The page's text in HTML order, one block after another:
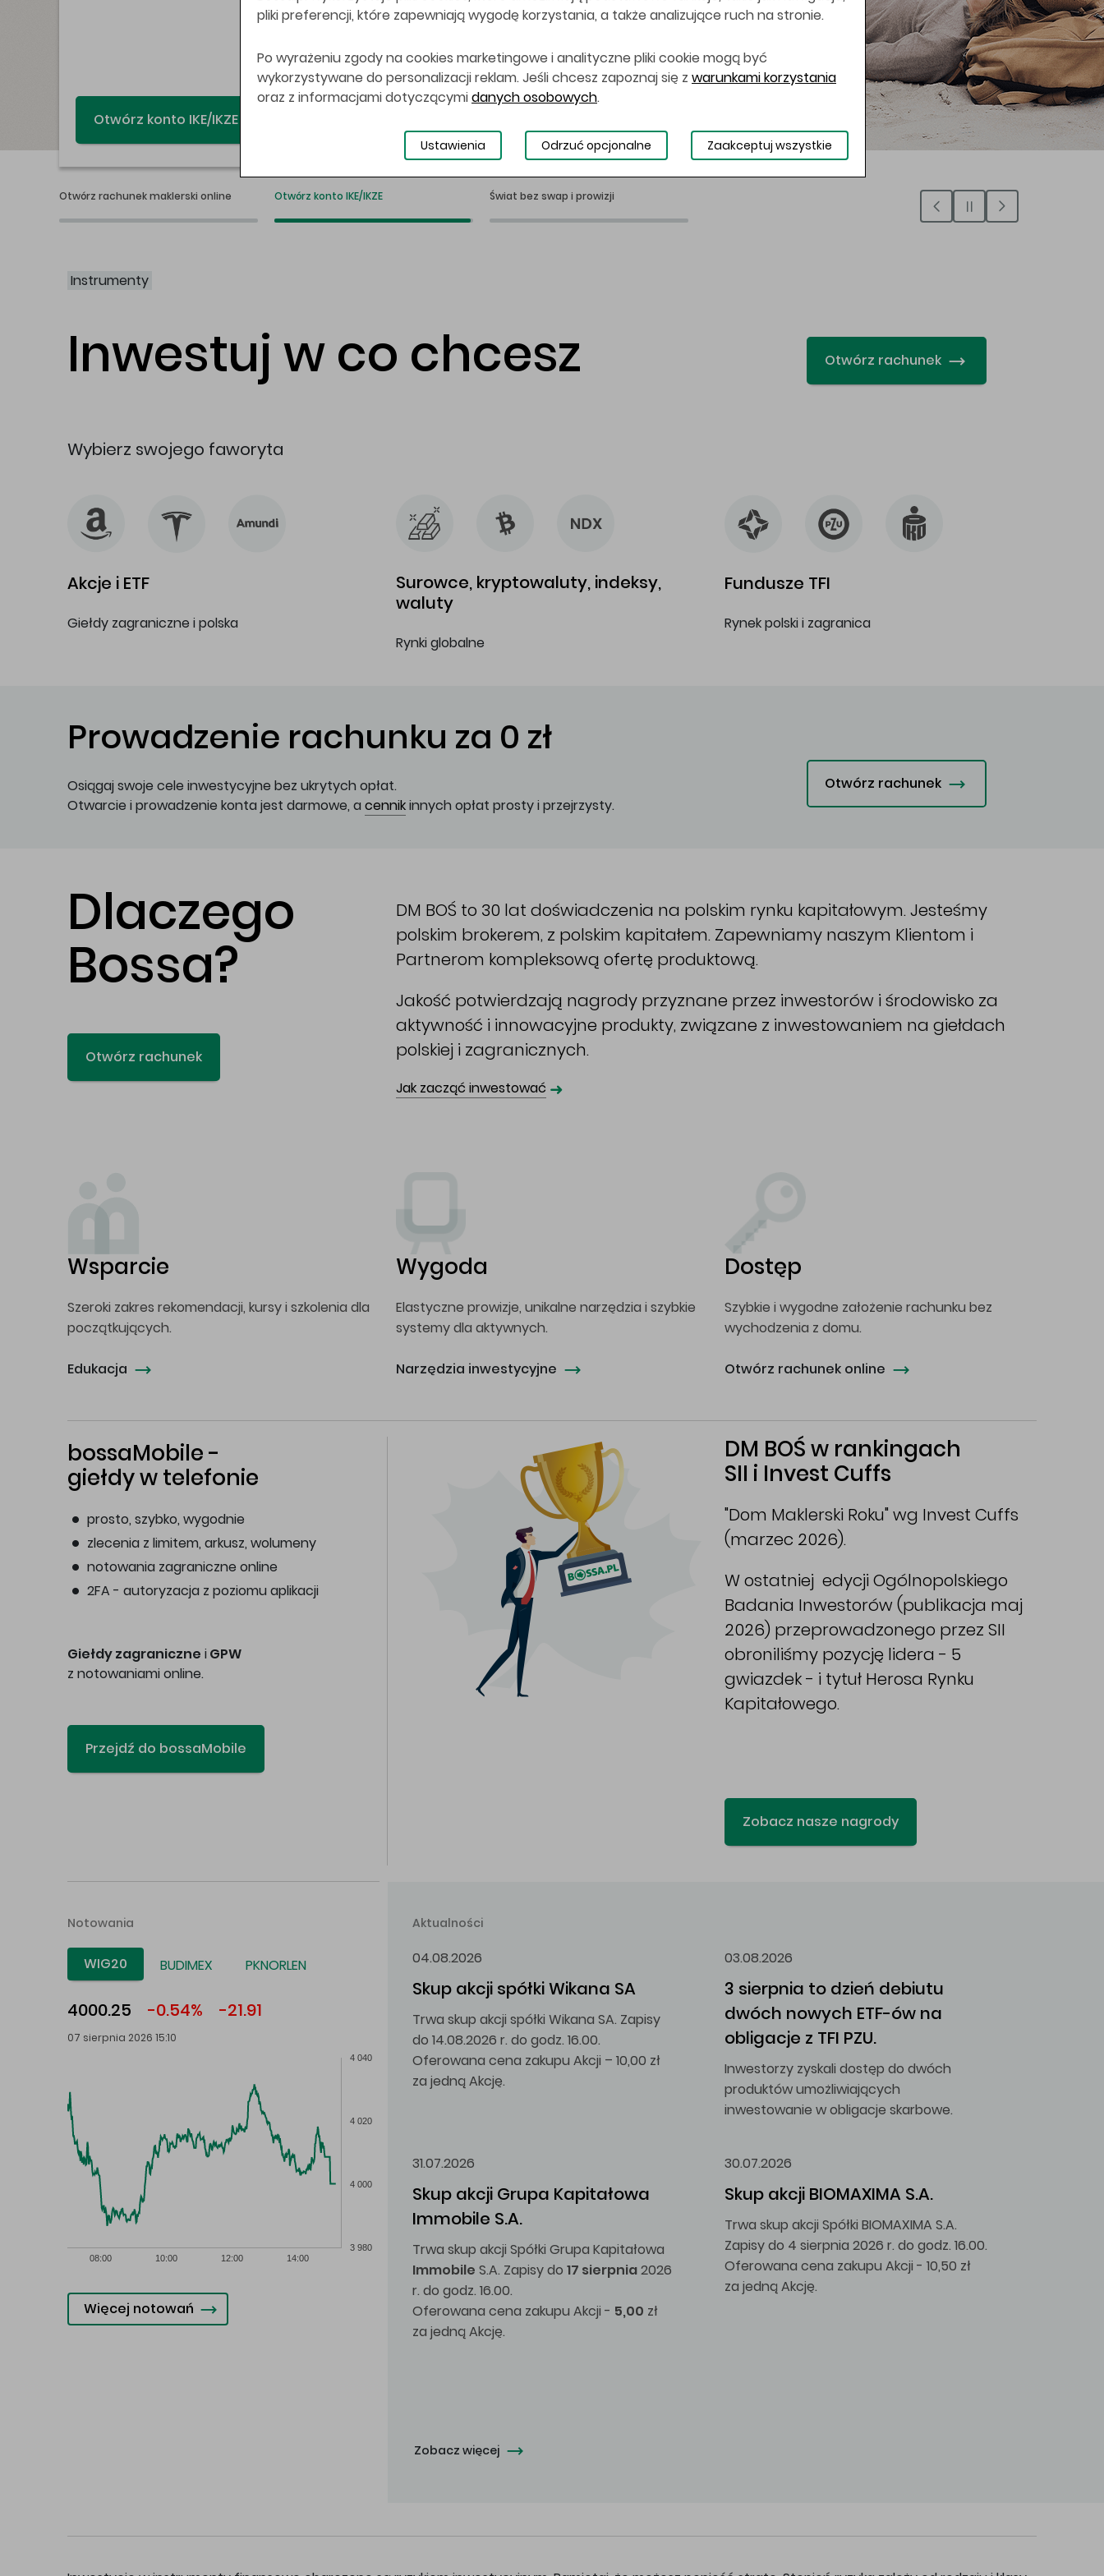
Świat bez swap
Otwórz rachunek maklerski online Otwórz konto IKE/IKZE Świat bez swap i prowizji
Instrumenty
Inwestuj w co chcesz Otwórz rachunek
Wybierz swojego faworyta
Akcje i ETF
Giełdy zagraniczne i polska
Surowce, kryptowaluty, indeksy,
waluty
Rynki globalne
Fundusze TFI
Rynek polski i zagranica
Prowadzenie rachunku za 0 zł
Osiągaj swoje cele inwestycyjne bez ukrytych opłat.
Otwarcie i prowadzenie konta jest darmowe, a cennikinnych opłat prosty i przejrzysty.
Otwórz rachunek
Dlaczego
Bossa?
Otwórz rachunek
DM BOŚ to 30 lat doświadczenia na polskim rynku kapitałowym. Jesteśmy
polskim brokerem, z polskim kapitałem. Zapewniamy naszym Klientom i
Partnerom kompleksową ofertę produktową.
Jakość potwierdzają nagrody przyznane przez inwestorów i środowisko za
aktywność i innowacyjne produkty, związane z inwestowaniem na giełdach
polskiej i zagranicznych.
Jak zacząć inwestować ➜
Wsparcie
Szeroki zakres rekomendacji, kursy i szkolenia dla
początkujących.
Edukacja
Wygoda
Elastyczne prowizje, unikalne narzędzia i szybkie
systemy dla aktywnych.
Narzędzia inwestycyjne
Dostęp
Szybkie i wygodne założenie rachunku bez
wychodzenia z domu.
Otwórz rachunek online
bossaMobile -
giełdy w telefonie
prosto, szybko, wygodnie
zlecenia z limitem, arkusz, wolumeny
notowania zagraniczne online
2FA - autoryzacja z poziomu aplikacji
Giełdy zagraniczne i GPW
z notowaniami online.
Przejdź do bossaMobile
DM BOŚ w rankingach
SII i Invest Cuffs
"Dom Maklerski Roku" wg Invest Cuffs
(marzec 2026).
W ostatniej edycji Ogólnopolskiego
Badania Inwestorów (publikacja maj
2026) przeprowadzonego przez SII
obroniliśmy pozycję lidera - 5
gwiazdek - i tytuł Herosa Rynku
Kapitałowego.
Zobacz nasze nagrody
Notowania
WIG20 BUDIMEX PKNORLEN
4000.25 -0.54% -21.91
07 sierpnia 2026 15:10
08:00 10:00 12:00 14:00
3 980
4 000
4 020
4 040
Więcej notowań
Aktualności
04.08.2026
Skup akcji spółki Wikana SA
Trwa skup akcji spółki Wikana SA. Zapisy
do 14.08.2026 r. do godz. 16.00.
Oferowana cena zakupu Akcji – 10,00 zł
za jedną Akcję.
03.08.2026
3 sierpnia to dzień debiutu
dwóch nowych ETF-ów na
obligacje z TFI PZU.
Inwestorzy zyskali dostęp do dwóch
produktów umożliwiających
inwestowanie w obligacje skarbowe.
31.07.2026
Skup akcji Grupa Kapitałowa
Immobile S.A.
Trwa skup akcji Spółki Grupa Kapitałowa
Immobile S.A. Zapisy do 17 sierpnia2026
r. do godz. 16.00.
Oferowana cena zakupu Akcji - 5,00 zł
za jedną Akcję.
30.07.2026
Skup akcji BIOMAXIMA S.A.
Trwa skup akcji Spółki BIOMAXIMA S.A.
Zapisy do 4 sierpnia 2026 r. do godz. 16.00.
Oferowana cena zakupu Akcji - 10,50 zł
za jedną Akcję.
Zobacz więcej
pliki preferencji, które zapewniają wygodę korzystania, a także analizujące ruch na stronie.
Po wyrażeniu zgody na cookies marketingowe i analityczne pliki cookie mogą być
wykorzystywane do personalizacji reklam. Jeśli chcesz zapoznaj się z warunkami korzystania
oraz z informacjami dotyczącymidanych osobowych.
Ustawienia Odrzuć opcjonalne Zaakceptuj wszystkie